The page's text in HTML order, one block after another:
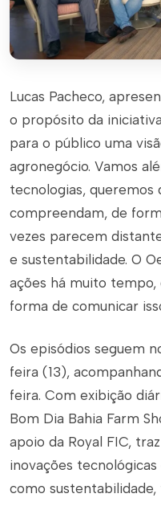
Lucas Pacheco,
o propósito da
para o público uma
agronegócio. Vamos
tecnologias, queremos
compreendam, de
vezes parecem
e sustentabilidade. O
ações há muito
forma de comunicar
Os episódios seguem
feira (13),
feira. Com exibição
Bom Dia Bahia Farm
apoio da Royal FIC,
inovações
como